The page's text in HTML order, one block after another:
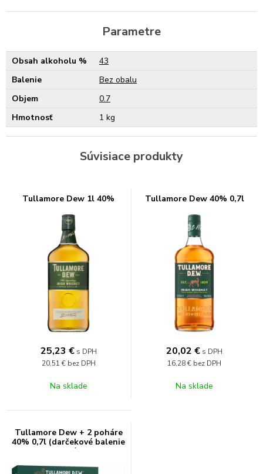
Parametre
Obsah alkoholu %
43
Balenie
Bez obalu
Objem
0.7
Hmotnosť
1 kg
Súvisiace produkty
Tullamore Dew 1l 40%
25,23 € s DPH
20,51 € bez DPH
Na sklade
Tullamore Dew 40% 0,7l
20,02 € s DPH
16,28 € bez DPH
Na sklade
Tullamore Dew + 2 poháre
40% 0,7l (darčekové balenie
2 poháre)